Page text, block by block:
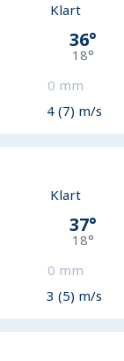
Klart
36°
18°
0 mm
4 (7) m/s
Klart
37°
18°
0 mm
3 (5) m/s